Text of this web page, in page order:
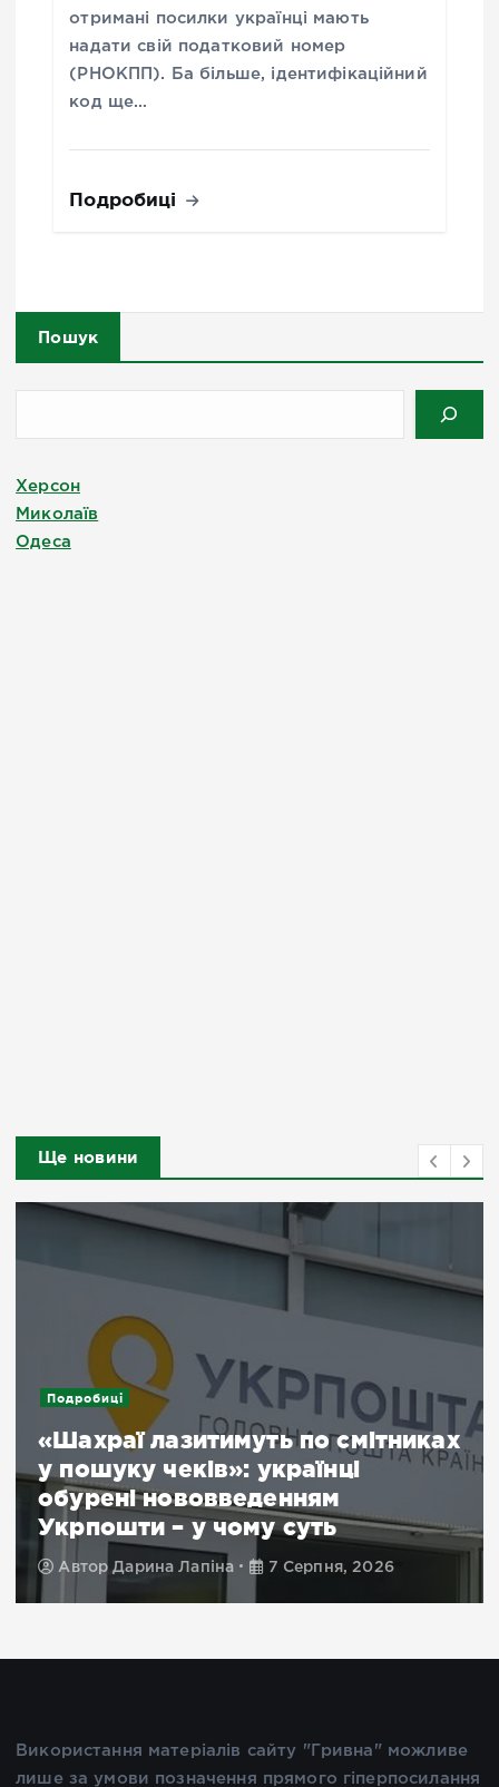
отримані посилки українці мають
надати свій податковий номер
(РНОКПП). Ба більше, ідентифікаційний
код ще…
Подробиці
Пошук
Херсон
Миколаїв
Одеса
Ще новини
Подробиці
«Шахраї лазитимуть по смітниках
у пошуку чеків»: українці
обурені нововведенням
Укрпошти – у чому суть
АвторДарина Лапіна 7 Серпня, 2026
Використання матеріалів сайту "Гривна" можливе
лише за умови позначення прямого гіперпосилання